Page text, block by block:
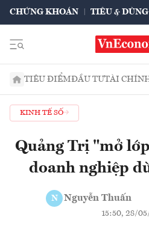
CHỨNG KHOÁN TIÊU & DÙNG
TIÊU ĐIỂMĐẦU TƯTÀI
KINH TẾ SỐ
Quảng Trị "mở
doanh nghiệp
N Nguyễn Thuấn
15:50, 28/